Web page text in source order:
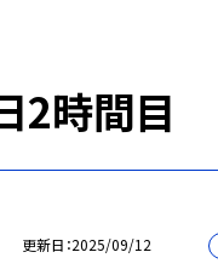
2時間目
更新日 2025/09/12